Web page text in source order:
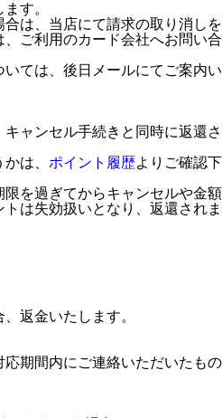
す。
は、当店にて請求の取り消しを
ご利用のカード会社へお問い合
ては、後日メールにてご案内い
ャンセル手続きと同時に返還さ
は、 ポイント履歴よりご確認下
を過ぎてからキャンセルや金額
は失効扱いとなり、返還されま
返金いたします。
期間内にご連絡いただいたもの